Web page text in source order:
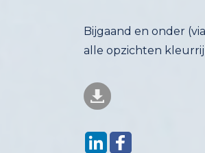
Bijgaand en onder
alle opzichten